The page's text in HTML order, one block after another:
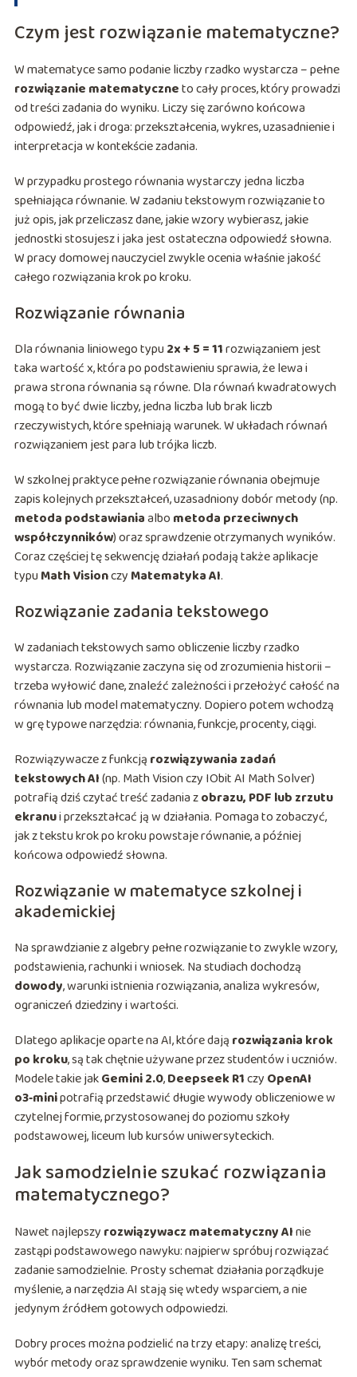
Czym jest rozwiązanie matematyczne?
W matematyce samo podanie liczby rzadko wystarcza – pełne
rozwiązanie matematyczneto cały proces, który prowadzi
od treści zadania do wyniku. Liczy się zarówno końcowa
odpowiedź, jak i droga: przekształcenia, wykres, uzasadnienie i
interpretacja w kontekście zadania.
W przypadku prostego równania wystarczy jedna liczba
spełniająca równanie. W zadaniu tekstowym rozwiązanie to
już opis, jak przeliczasz dane, jakie wzory wybierasz, jakie
jednostki stosujesz i jaka jest ostateczna odpowiedź słowna.
W pracy domowej nauczyciel zwykle ocenia właśnie jakość
całego rozwiązania krok po kroku.
Rozwiązanie równania
Dla równania liniowego typu2x + 5 = 11rozwiązaniem jest
taka wartość x, która po podstawieniu sprawia, że lewa i
prawa strona równania są równe. Dla równań kwadratowych
mogą to być dwie liczby, jedna liczba lub brak liczb
rzeczywistych, które spełniają warunek. W układach równań
rozwiązaniem jest para lub trójka liczb.
W szkolnej praktyce pełne rozwiązanie równania obejmuje
zapis kolejnych przekształceń, uzasadniony dobór metody (np.
metoda podstawianiaalbo metoda przeciwnych
współczynników) oraz sprawdzenie otrzymanych wyników.
Coraz częściej tę sekwencję działań podają także aplikacje
typuMath Visionczy Matematyka AI.
Rozwiązanie zadania tekstowego
W zadaniach tekstowych samo obliczenie liczby rzadko
wystarcza. Rozwiązanie zaczyna się od zrozumienia historii –
trzeba wyłowić dane, znaleźć zależności i przełożyć całość na
równania lub model matematyczny. Dopiero potem wchodzą
w grę typowe narzędzia: równania, funkcje, procenty, ciągi.
Rozwiązywacze z funkcją rozwiązywania zadań
tekstowych AI(np. Math Vision czy IObit AI Math Solver)
potrafią dziś czytać treść zadania zobrazu, PDF lub zrzutu
ekranui przekształcać ją w działania. Pomaga to zobaczyć,
jak z tekstu krok po kroku powstaje równanie, a później
końcowa odpowiedź słowna.
Rozwiązanie w matematyce szkolnej i
akademickiej
Na sprawdzianie z algebry pełne rozwiązanie to zwykle wzory,
podstawienia, rachunki i wniosek. Na studiach dochodzą
dowody, warunki istnienia rozwiązania, analiza wykresów,
ograniczeń dziedziny i wartości.
Dlatego aplikacje oparte na AI, które dają rozwiązania krok
po kroku, są tak chętnie używane przez studentów i uczniów.
Modele takie jakGemini 2.0,Deepseek R1czy OpenAI
o3‑minipotrafią przedstawić długie wywody obliczeniowe w
czytelnej formie, przystosowanej do poziomu szkoły
podstawowej, liceum lub kursów uniwersyteckich.
Jak samodzielnie szukać rozwiązania
matematycznego?
Nawet najlepszy rozwiązywacz matematyczny AInie
zastąpi podstawowego nawyku: najpierw spróbuj rozwiązać
zadanie samodzielnie. Prosty schemat działania porządkuje
myślenie, a narzędzia AI stają się wtedy wsparciem, a nie
jedynym źródłem gotowych odpowiedzi.
Dobry proces można podzielić na trzy etapy: analizę treści,
wybór metody oraz sprawdzenie wyniku. Ten sam schemat